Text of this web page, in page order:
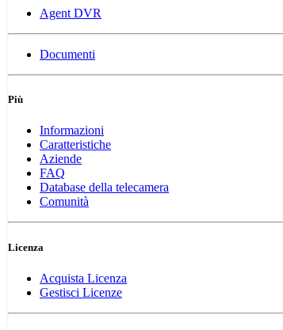
Agent DVR
Documenti
Più
Informazioni
Caratteristiche
Aziende
FAQ
Database della telecamera
Comunità
Licenza
Acquista Licenza
Gestisci Licenze